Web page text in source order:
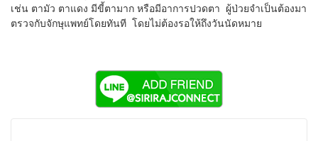
เช่น ตามัว ตาแดง มีขี้ตามาก หรือมีอาการปวดตา ผู้ป่วยจำเป็นต้องมา
ตรวจกับจักษุแพทย์โดยทันที โดยไม่ต้องรอให้ถึงวันนัดหมาย